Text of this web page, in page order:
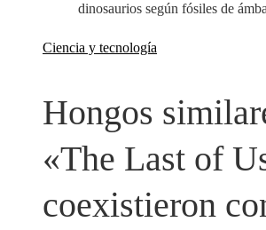
dinosaurios según fósiles de
Ciencia y tecnología
Hongos
«The Last of
coexistieron